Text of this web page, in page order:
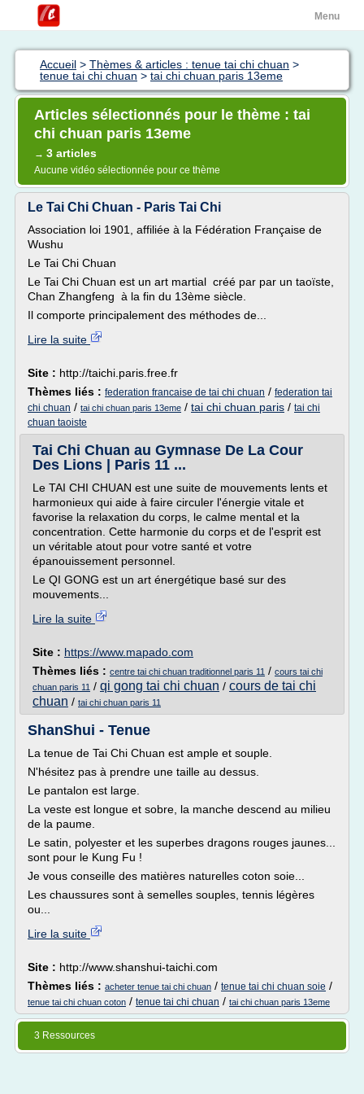
Menu
Accueil > Thèmes & articles : tenue tai chi chuan >
tenue tai chi chuan > tai chi chuan paris 13eme
Articles sélectionnés pour le thème : tai
chi chuan paris 13eme
→ 3 articles
Aucune vidéo sélectionnée pour ce thème
Le Tai Chi Chuan - Paris Tai Chi
Association loi 1901, affiliée à la Fédération Française de
Wushu
Le Tai Chi Chuan
Le Tai Chi Chuan est un art martial créé par par un taoïste,
Chan Zhangfeng à la fin du 13ème siècle.
Il comporte principalement des méthodes de...
Lire la suite
Site : http://taichi.paris.free.fr
Thèmes liés : federation francaise de tai chi chuan / federation tai
chi chuan / tai chi chuan paris 13eme / tai chi chuan paris / tai chi
chuan taoiste
Tai Chi Chuan au Gymnase De La Cour
Des Lions | Paris 11 ...
Le TAI CHI CHUAN est une suite de mouvements lents et
harmonieux qui aide à faire circuler l'énergie vitale et
favorise la relaxation du corps, le calme mental et la
concentration. Cette harmonie du corps et de l'esprit est
un véritable atout pour votre santé et votre
épanouissement personnel.
Le QI GONG est un art énergétique basé sur des
mouvements...
Lire la suite
Site : https://www.mapado.com
Thèmes liés : centre tai chi chuan traditionnel paris 11 / cours tai chi
chuan paris 11 / qi gong tai chi chuan / cours de tai chi
chuan / tai chi chuan paris 11
ShanShui - Tenue
La tenue de Tai Chi Chuan est ample et souple.
N'hésitez pas à prendre une taille au dessus.
Le pantalon est large.
La veste est longue et sobre, la manche descend au milieu
de la paume.
Le satin, polyester et les superbes dragons rouges jaunes...
sont pour le Kung Fu !
Je vous conseille des matières naturelles coton soie...
Les chaussures sont à semelles souples, tennis légères
ou...
Lire la suite
Site : http://www.shanshui-taichi.com
Thèmes liés : acheter tenue tai chi chuan / tenue tai chi chuan soie /
tenue tai chi chuan coton / tenue tai chi chuan / tai chi chuan paris 13eme
3 Ressources